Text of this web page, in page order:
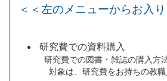
＜＜左のメニューからお入
研究費での資料購入
研究費での図書・雑誌の購入方法
対象は、研究費をお持ちの教職